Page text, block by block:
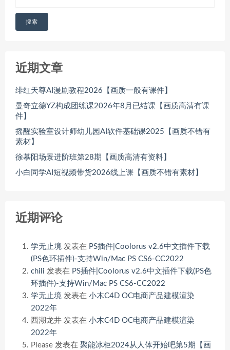
搜索
近期文章
绯红天尊AI漫剧教程2026【画质一般有课件】
曼奇立德YZ构成团练课2026年8月已结课【画质高清有课
件】
摇醒实验室设计师幼儿园AI软件基础课2025【画质不错有
素材】
徐慕阳场景进阶班第28期【画质高清有资料】
小白同学AI短视频带货2026线上课【画质不错有素材】
近期评论
学无止境 发表在 PS插件|Coolorus v2.6中文插件下载
(PS色环插件)-支持Win/Mac PS CS6-CC2022
chili 发表在 PS插件|Coolorus v2.6中文插件下载(PS色
环插件)-支持Win/Mac PS CS6-CC2022
学无止境 发表在 小木C4D OC电商产品建模渲染
2022年
西湖龙井 发表在 小木C4D OC电商产品建模渲染
2022年
Please 发表在 聚能冰柜2024从人体开始吧第5期【画